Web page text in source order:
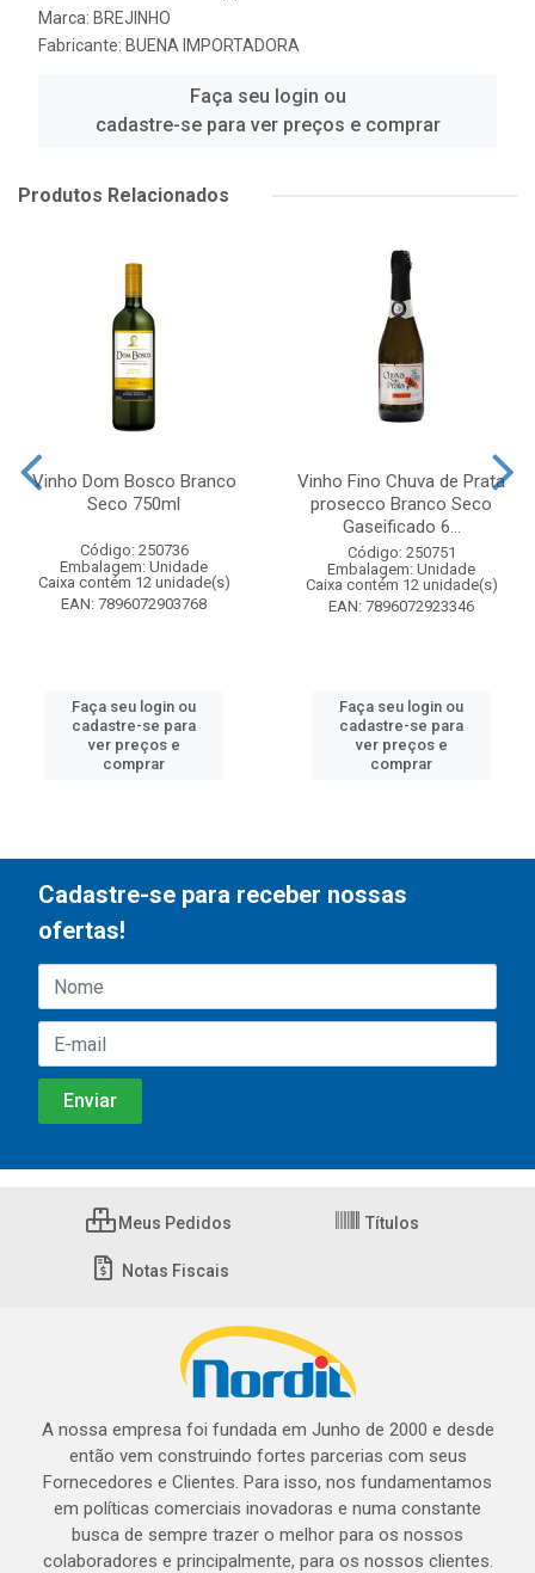
Marca: BREJINHO
Fabricante: BUENA IMPORTADORA
Faça seu login ou
cadastre-se para ver preços e comprar
Produtos Relacionados
Vinho Dom Bosco Branco
Seco 750ml
Código: 250736
Embalagem: Unidade
Caixa contém 12 unidade(s)
EAN: 7896072903768
Faça seu login ou
cadastre-se para
ver preços e
comprar
Vinho Fino Chuva de Prata
prosecco Branco Seco
Gaseificado 6...
Código: 250751
Embalagem: Unidade
Caixa contém 12 unidade(s)
EAN: 7896072923346
Faça seu login ou
cadastre-se para
ver preços e
comprar
Cadastre-se para receber nossas
ofertas!
Meus Pedidos Títulos
Notas Fiscais
A nossa empresa foi fundada em Junho de 2000 e desde
então vem construindo fortes parcerias com seus
Fornecedores e Clientes. Para isso, nos fundamentamos
em políticas comerciais inovadoras e numa constante
busca de sempre trazer o melhor para os nossos
colaboradores e principalmente, para os nossos clientes.